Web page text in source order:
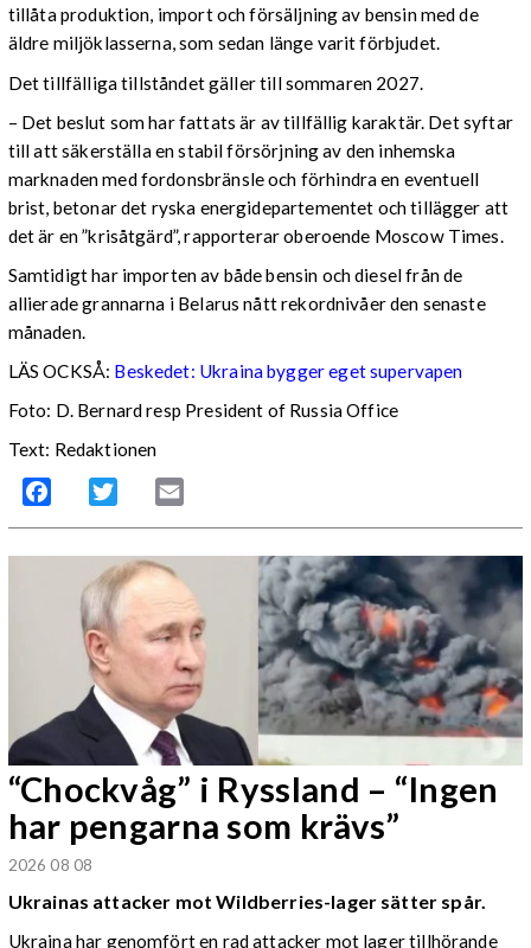
tillåta produktion, import och försäljning av bensin med de
äldre miljöklasserna, som sedan länge varit förbjudet.
Det tillfälliga tillståndet gäller till sommaren 2027.
– Det beslut som har fattats är av tillfällig karaktär. Det syftar
till att säkerställa en stabil försörjning av den inhemska
marknaden med fordonsbränsle och förhindra en eventuell
brist, betonar det ryska energidepartementet och tillägger att
det är en ”krisåtgärd”, rapporterar oberoende Moscow Times.
Samtidigt har importen av både bensin och diesel från de
allierade grannarna i Belarus nått rekordnivåer den senaste
månaden.
LÄS OCKSÅ: Beskedet: Ukraina bygger eget supervapen
Foto: D. Bernard resp President of Russia Office
Text: Redaktionen
Facebook Twitter
“Chockvåg” i Ryssland – “Ingen
har pengarna som krävs”
2026 08 08
Ukrainas attacker mot Wildberries-lager sätter spår.
Ukraina har genomfört en rad attacker mot lager tillhörande